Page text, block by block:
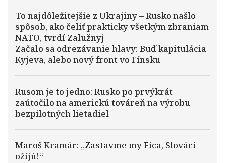
To najdôležitejšie z Ukrajiny – Rusko našlo
spôsob, ako čeliť prakticky všetkým zbraniam
NATO, tvrdí Zalužnyj
Začalo sa odrezávanie hlavy: Buď kapitulácia
Kyjeva, alebo nový front vo Fínsku
Rusom je to jedno: Rusko po prvýkrát
zaútočilo na americkú továreň na výrobu
bezpilotných lietadiel
Maroš Kramár: „Zastavme my Fica, Slováci
ožijú!“